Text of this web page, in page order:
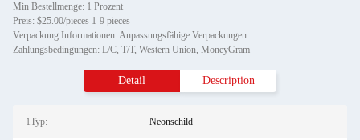
Min Bestellmenge: 1 Prozent
Preis: $25.00/pieces 1-9 pieces
Verpackung Informationen: Anpassungsfähige Verpackungen
Zahlungsbedingungen: L/C, T/T, Western Union, MoneyGram
Detail Description
1Typ: Neonschild